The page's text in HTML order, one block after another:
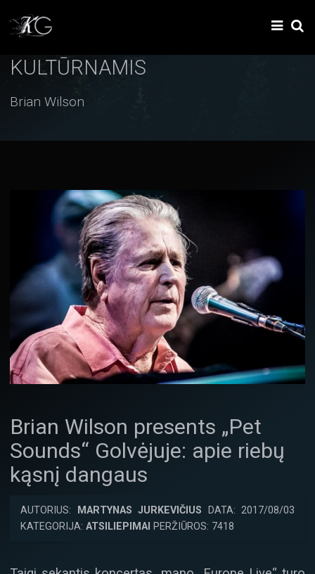
KULTŪRNAMIS
Brian Wilson
Brian Wilson presents „Pet
Sounds“ Golvėjuje: apie riebų
kąsnį dangaus
AUTORIUS: MARTYNAS JURKEVIČIUS DATA: 2017/08/03
KATEGORIJA: ATSILIEPIMAI PERŽIŪROS: 7418